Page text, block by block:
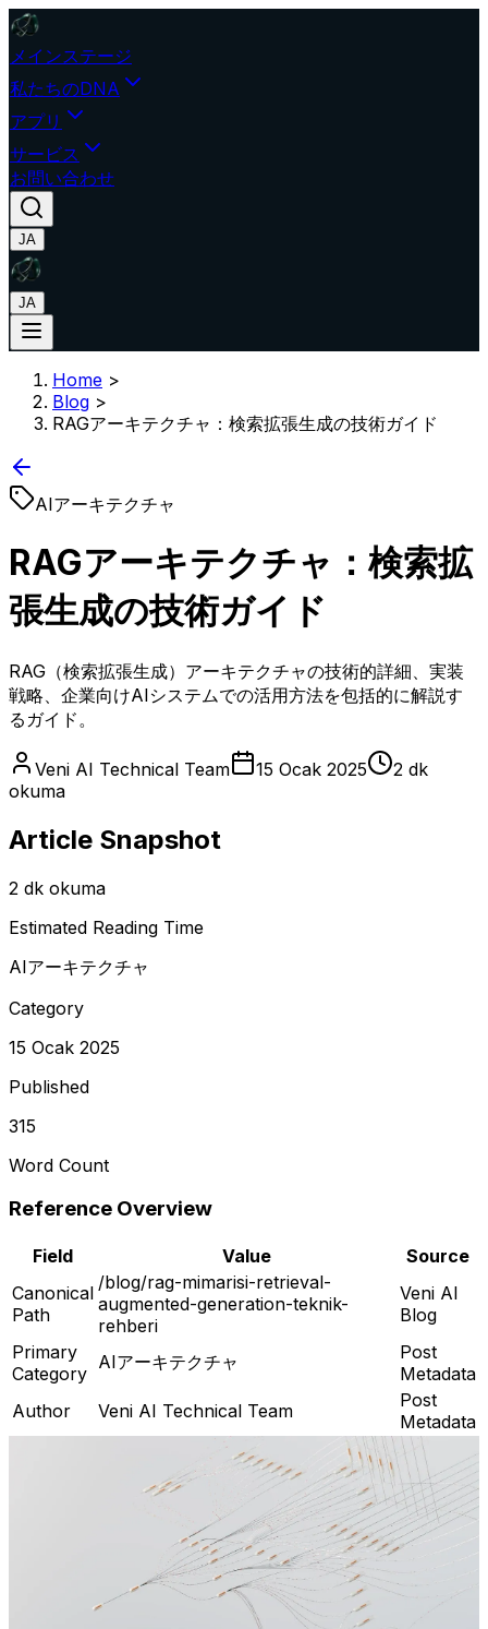
メインステージ
私たちのDNA
アプリ
サービス
お問い合わせ
JA
JA
Home >
Blog >
RAGアーキテクチャ：検索拡張生成の技術ガイド
AIアーキテクチャ
RAGアーキテクチャ：検索拡
張生成の技術ガイド
RAG（検索拡張生成）アーキテクチャの技術的詳細、実装
戦略、企業向けAIシステムでの活用方法を包括的に解説す
るガイド。
Veni AI Technical Team 15 Ocak 2025
2 dk
okuma
Article Snapshot
2 dk okuma
Estimated Reading Time
AIアーキテクチャ
Category
15 Ocak 2025
Published
315
Word Count
Reference Overview
Field Value
Source
Canonical
Path
/blog/rag-mimarisi-retrieval-
augmented-generation-teknik-
rehberi
Veni AI
Blog
Primary
Category
AIアーキテクチャ
Post
Metadata
Author
Veni AI Technical Team
Post
Metadata